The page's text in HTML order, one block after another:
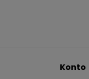
Konto